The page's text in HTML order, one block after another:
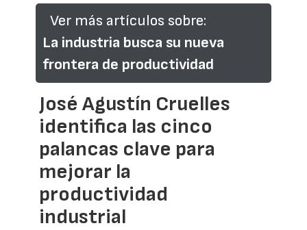
Ver más artículos sobre:
La industria busca su nueva
frontera de productividad
José Agustín Cruelles
identifica las cinco
palancas clave para
mejorar la
productividad
industrial